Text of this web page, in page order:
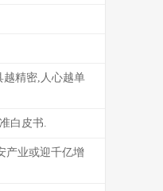
越精密,人心越单
白皮书.
产业或迎千亿增